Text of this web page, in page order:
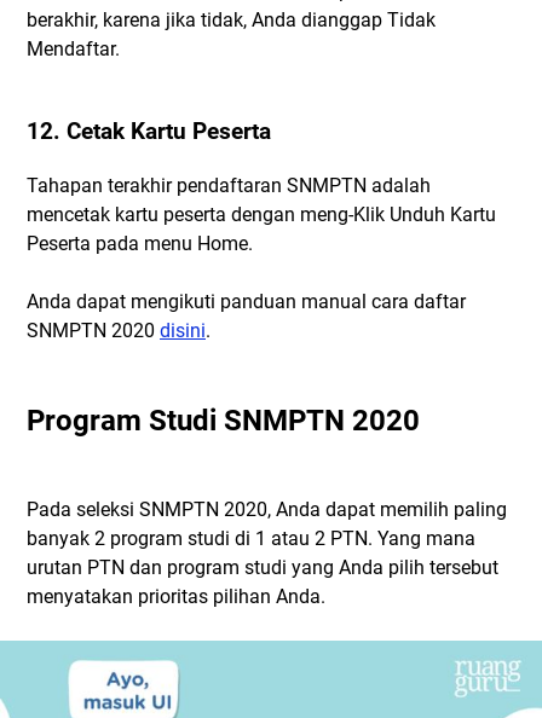
berakhir, karena jika tidak, Anda dianggap Tidak
Mendaftar.
12. Cetak Kartu Peserta
Tahapan terakhir pendaftaran SNMPTN adalah
mencetak kartu peserta dengan meng-Klik Unduh Kartu
Peserta pada menu Home.
Anda dapat mengikuti panduan manual cara daftar
SNMPTN 2020 disini.
Program Studi SNMPTN 2020
Pada seleksi SNMPTN 2020, Anda dapat memilih paling
banyak 2 program studi di 1 atau 2 PTN. Yang mana
urutan PTN dan program studi yang Anda pilih tersebut
menyatakan prioritas pilihan Anda.